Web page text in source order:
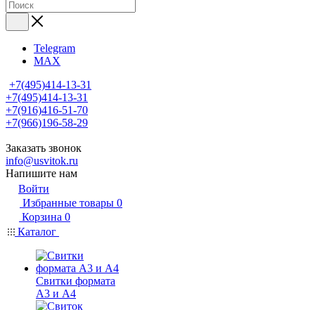
Telegram
MAX
+7(495)414-13-31
+7(495)414-13-31
+7(916)416-51-70
+7(966)196-58-29
Заказать звонок
info@usvitok.ru
Напишите нам
Войти
Избранные товары 0
Корзина 0
Каталог
Свитки формата
А3 и А4